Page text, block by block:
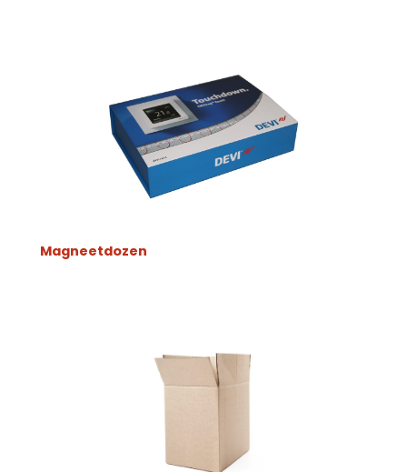
Magneetdozen